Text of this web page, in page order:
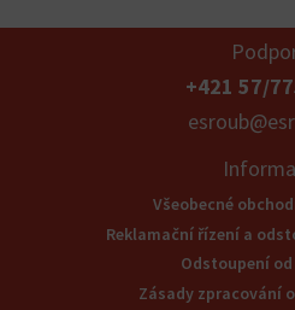
+421 57/
Všeobecné
Reklamační řízení a
Odstoupení
Zásady zpracování